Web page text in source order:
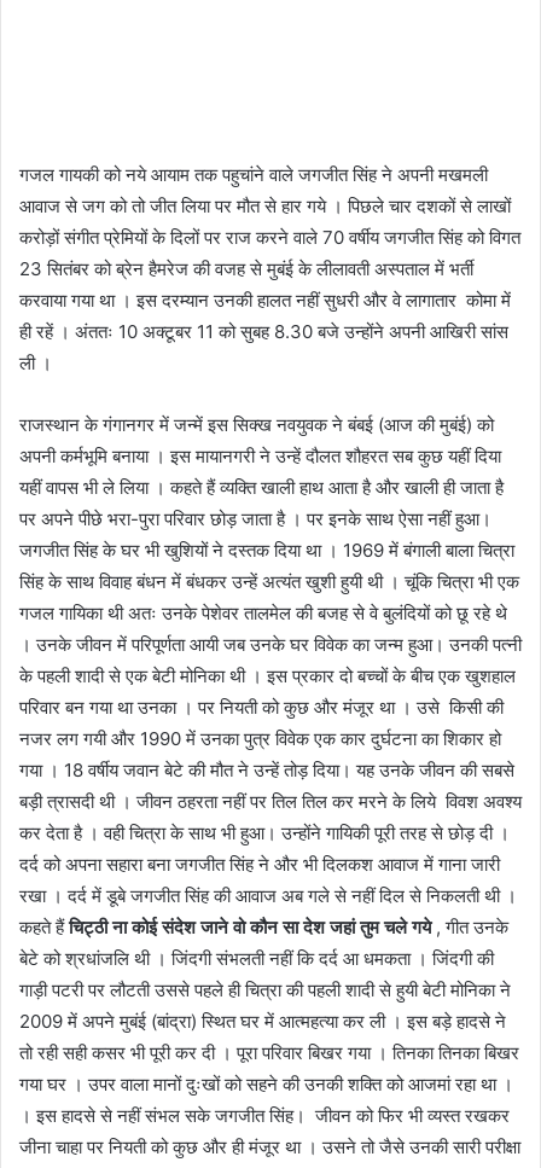
गजल गायकी को नये आयाम तक पहुचांने वाले जगजीत सिंह ने अपनी मखमली
आवाज से जग को तो जीत लिया पर मौत से हार गये । पिछले चार दशकों से लाखों
करोड़ों संगीत प्रेमियों के दिलों पर राज करने वाले 70 वर्षीय जगजीत सिंह को विगत
23 सितंबर को ब्रेन हैमरेज की वजह से मुबंई के लीलावती अस्पताल में भर्ती
करवाया गया था । इस दरम्यान उनकी हालत नहीं सुधरी और वे लागातार कोमा में
ही रहें । अंततः 10 अक्टूबर 11 को सुबह 8.30 बजे उन्होंने अपनी आखिरी सांस
ली ।
राजस्थान के गंगानगर में जन्में इस सिक्ख नवयुवक ने बंबई (आज की मुबंई) को
अपनी कर्मभूमि बनाया । इस मायानगरी ने उन्हें दौलत शौहरत सब कुछ यहीं दिया
यहीं वापस भी ले लिया । कहते हैं व्यक्ति खाली हाथ आता है और खाली ही जाता है
पर अपने पीछे भरा-पुरा परिवार छोड़ जाता है । पर इनके साथ ऐसा नहीं हुआ।
जगजीत सिंह के घर भी खुशियों ने दस्तक दिया था । 1969 में बंगाली बाला चित्रा
सिंह के साथ विवाह बंधन में बंधकर उन्हें अत्यंत खुशी हुयी थी । चूंकि चित्रा भी एक
गजल गायिका थी अतः उनके पेशेवर तालमेल की बजह से वे बुलंदियों को छू रहे थे
। उनके जीवन में परिपूर्णता आयी जब उनके घर विवेक का जन्म हुआ। उनकी पत्नी
के पहली शादी से एक बेटी मोनिका थी । इस प्रकार दो बच्चों के बीच एक खुशहाल
परिवार बन गया था उनका । पर नियती को कुछ और मंजूर था । उसे किसी की
नजर लग गयी और 1990 में उनका पुत्र विवेक एक कार दुर्घटना का शिकार हो
गया । 18 वर्षीय जवान बेटे की मौत ने उन्हें तोड़ दिया। यह उनके जीवन की सबसे
बड़ी त्रासदी थी । जीवन ठहरता नहीं पर तिल तिल कर मरने के लिये विवश अवश्य
कर देता है । वही चित्रा के साथ भी हुआ। उन्होंने गायिकी पूरी तरह से छोड़ दी ।
दर्द को अपना सहारा बना जगजीत सिंह ने और भी दिलकश आवाज में गाना जारी
रखा । दर्द में डूबे जगजीत सिंह की आवाज अब गले से नहीं दिल से निकलती थी ।
कहते हैंचिट्ठी ना कोई संदेश जाने वो कौन सा देश जहां तुम चले गये, गीत उनके
बेटे को श्रधांजलि थी । जिंदगी संभलती नहीं कि दर्द आ धमकता । जिंदगी की
गाड़ी पटरी पर लौटती उससे पहले ही चित्रा की पहली शादी से हुयी बेटी मोनिका ने
2009 में अपने मुबंई (बांद्रा) स्थित घर में आत्महत्या कर ली । इस बड़े हादसे ने
तो रही सही कसर भी पूरी कर दी । पूरा परिवार बिखर गया । तिनका तिनका बिखर
गया घर । उपर वाला मानों दुःखों को सहने की उनकी शक्ति को आजमां रहा था ।
। इस हादसे से नहीं संभल सके जगजीत सिंह। जीवन को फिर भी व्यस्त रखकर
जीना चाहा पर नियती को कुछ और ही मंजूर था । उसने तो जैसे उनकी सारी परीक्षा